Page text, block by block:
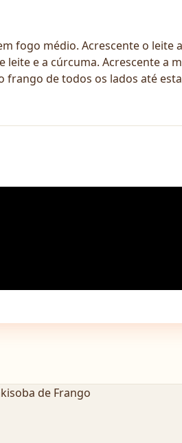
fogo médio. Acrescente o leite
e a cúrcuma. Acrescente a
frango de todos os lados até